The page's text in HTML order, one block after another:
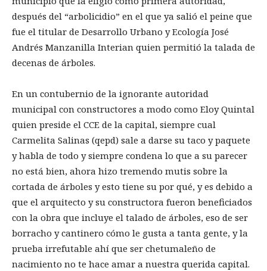
después del “arbolicidio” en el que ya salió el peine que
fue el titular de Desarrollo Urbano y Ecología José
Andrés Manzanilla Interian quien permitió la talada de
decenas de árboles.
En un contubernio de la ignorante autoridad
municipal con constructores a modo como Eloy Quintal
quien preside el CCE de la capital, siempre cual
Carmelita Salinas (qepd) sale a darse su taco y paquete
y habla de todo y siempre condena lo que a su parecer
no está bien, ahora hizo tremendo mutis sobre la
cortada de árboles y esto tiene su por qué, y es debido a
que el arquitecto y su constructora fueron beneficiados
con la obra que incluye el talado de árboles, eso de ser
borracho y cantinero cómo le gusta a tanta gente, y la
prueba irrefutable ahí que ser chetumaleño de
nacimiento no te hace amar a nuestra querida capital.